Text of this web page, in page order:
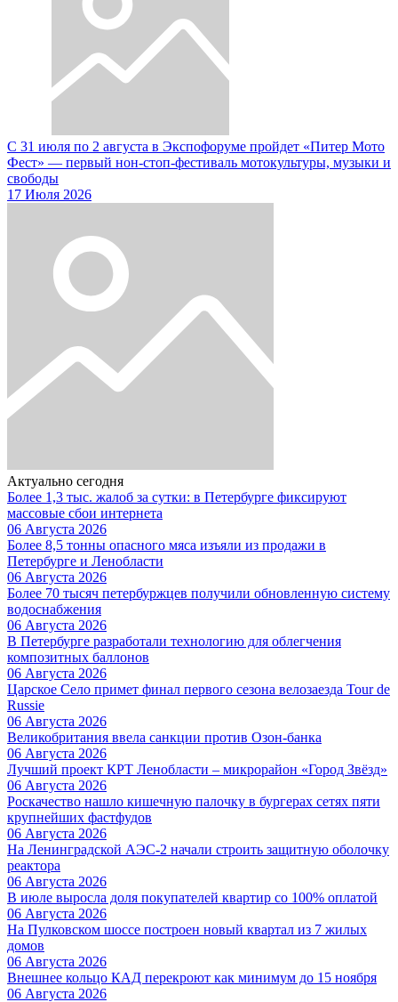
С 31 июля по 2 августа в Экспофоруме пройдет «Питер Мото
Фест» — первый нон-стоп-фестиваль мотокультуры, музыки и
свободы
17 Июля 2026
Актуально сегодня
Более 1,3 тыс. жалоб за сутки: в Петербурге фиксируют
массовые сбои интернета
06 Августа 2026
Более 8,5 тонны опасного мяса изъяли из продажи в
Петербурге и Ленобласти
06 Августа 2026
Более 70 тысяч петербуржцев получили обновленную систему
водоснабжения
06 Августа 2026
В Петербурге разработали технологию для облегчения
композитных баллонов
06 Августа 2026
Царское Село примет финал первого сезона велозаезда Tour de
Russie
06 Августа 2026
Великобритания ввела санкции против Озон-банка
06 Августа 2026
Лучший проект КРТ Ленобласти – микрорайон «Город Звёзд»
06 Августа 2026
Роскачество нашло кишечную палочку в бургерах сетях пяти
крупнейших фастфудов
06 Августа 2026
На Ленинградской АЭС-2 начали строить защитную оболочку
реактора
06 Августа 2026
В июле выросла доля покупателей квартир со 100% оплатой
06 Августа 2026
На Пулковском шоссе построен новый квартал из 7 жилых
домов
06 Августа 2026
Внешнее кольцо КАД перекроют как минимум до 15 ноября
06 Августа 2026